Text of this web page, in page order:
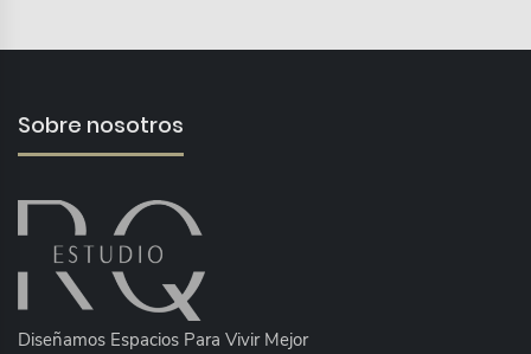
Sobre nosotros
Diseñamos Espacios Para Vivir Mejor